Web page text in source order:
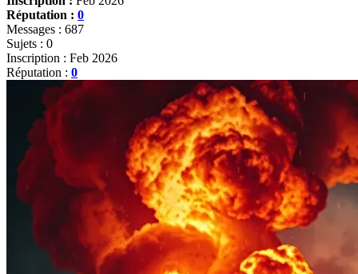
Réputation : 0
Messages : 687
Sujets : 0
Inscription : Feb 2026
Réputation : 0